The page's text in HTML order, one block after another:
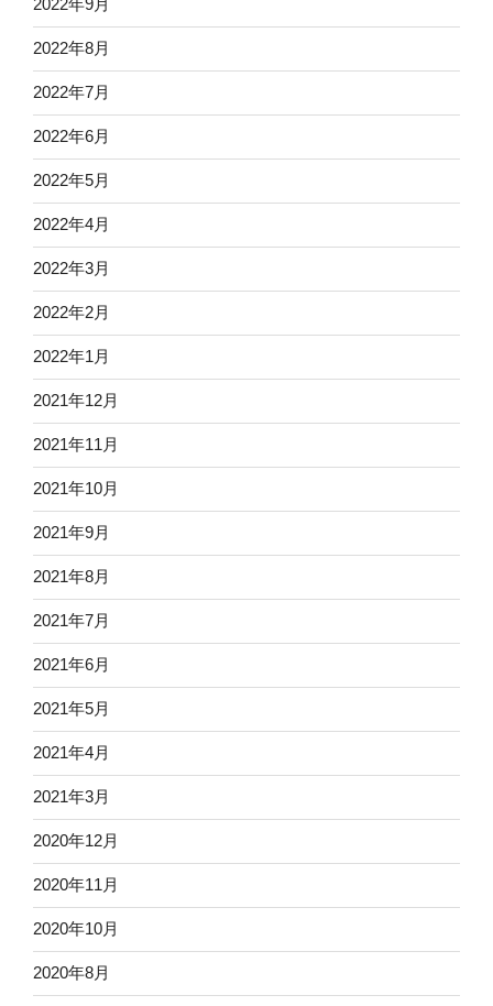
2022年9月
2022年8月
2022年7月
2022年6月
2022年5月
2022年4月
2022年3月
2022年2月
2022年1月
2021年12月
2021年11月
2021年10月
2021年9月
2021年8月
2021年7月
2021年6月
2021年5月
2021年4月
2021年3月
2020年12月
2020年11月
2020年10月
2020年8月